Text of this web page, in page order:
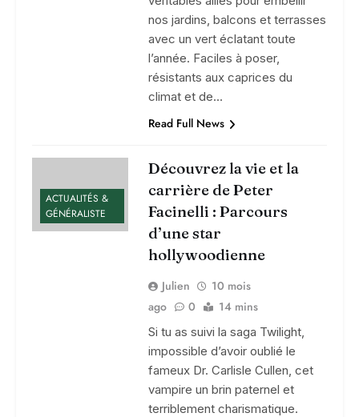
nos jardins, balcons et terrasses
avec un vert éclatant toute
l’année. Faciles à poser,
résistants aux caprices du
climat et de…
Read Full News
ACTUALITÉS &
GÉNÉRALISTE
Découvrez la vie et la
carrière de Peter
Facinelli : Parcours
d’une star
hollywoodienne
Julien
10 mois
ago
0 14 mins
Si tu as suivi la saga Twilight,
impossible d’avoir oublié le
fameux Dr. Carlisle Cullen, cet
vampire un brin paternel et
terriblement charismatique.